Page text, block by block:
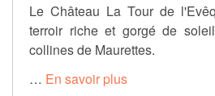
Le Château La Tour de
terroir riche et gorgé de
collines de Maurettes.
… En savoir plus